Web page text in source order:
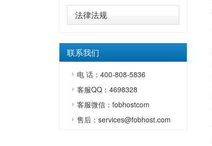
法律法规
联系我们
电 话：400-808-5836
客服QQ：4698328
客服微信：fobhostcom
售后：services@fobhost.com